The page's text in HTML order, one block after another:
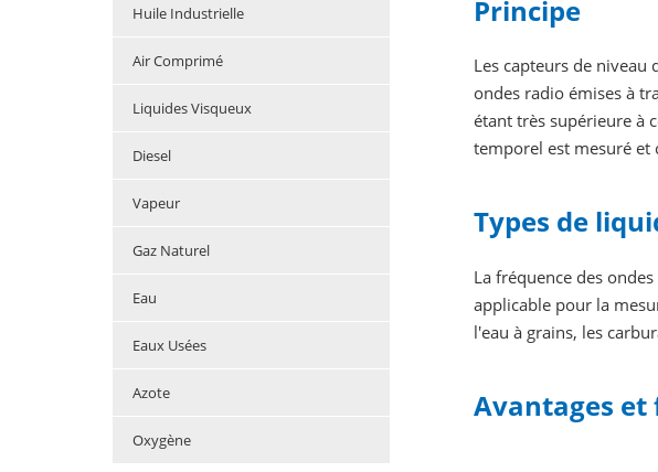
Huile Industrielle
Air Comprimé
Liquides Visqueux
Diesel
Vapeur
Gaz Naturel
Eau
Eaux Usées
Azote
Oxygène
Principe
Les capteurs de
ondes radio émises à
étant très supérieure à
temporel est mesuré et
Types de
La fréquence des
applicable pour la
l'eau à grains, les
Avantages